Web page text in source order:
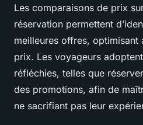
Les comparaisons de prix
réservation permettent
meilleures offres,
prix. Les voyageurs
réfléchies, telles que
des promotions, afin de
ne sacrifiant pas leur